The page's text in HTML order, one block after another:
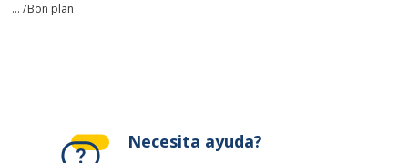
... /Bon plan
Necesita ayuda?